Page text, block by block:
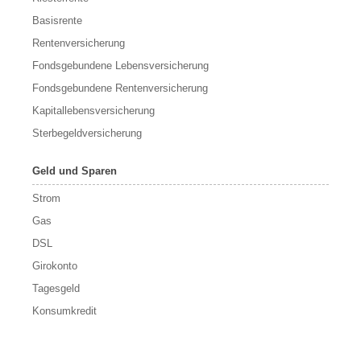
Basisrente
Rentenversicherung
Fondsgebundene Lebensversicherung
Fondsgebundene Rentenversicherung
Kapitallebensversicherung
Sterbegeldversicherung
Geld und Sparen
Strom
Gas
DSL
Girokonto
Tagesgeld
Konsumkredit